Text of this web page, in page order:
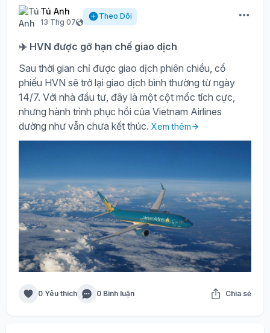
Tú Anh
13 Thg 07
Theo Dõi
✈️ HVN được gỡ hạn chế giao dịch
Sau thời gian chỉ được giao dịch phiên chiều, cổ
phiếu HVN sẽ trở lại giao dịch bình thường từ ngày
14/7. Với nhà đầu tư, đây là một cột mốc tích cực,
nhưng hành trình phục hồi của Vietnam Airlines
dường như vẫn chưa kết thúc. Xem thêm
0 Yêu thích 0 Bình luận Chia sẻ